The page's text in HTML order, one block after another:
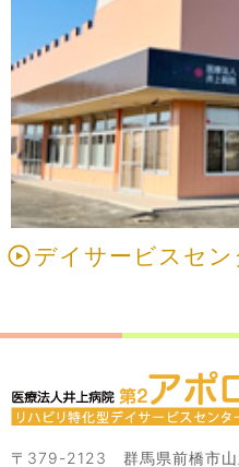
デイサービスセ
〒379-2123 群馬県前橋市